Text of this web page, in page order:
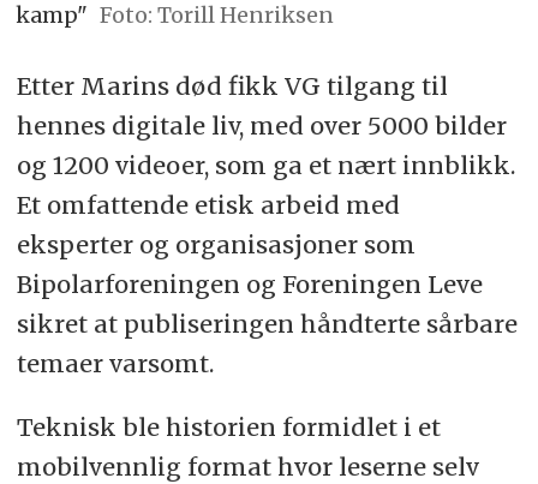
kamp" Foto: Torill Henriksen
Etter Marins død fikk VG tilgang til
hennes digitale liv, med over 5000 bilder
og 1200 videoer, som ga et nært innblikk.
Et omfattende etisk arbeid med
eksperter og organisasjoner som
Bipolarforeningen og Foreningen Leve
sikret at publiseringen håndterte sårbare
temaer varsomt.
Teknisk ble historien formidlet i et
mobilvennlig format hvor leserne selv